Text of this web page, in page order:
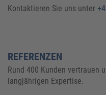
Kontaktieren Sie uns unter
REFERENZEN
Rund 400 Kunden vertrauen
langjährigen Expertise.